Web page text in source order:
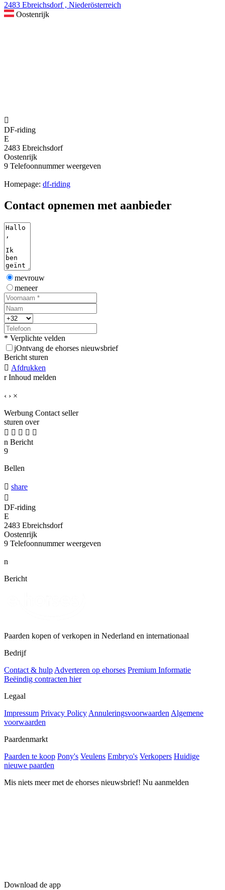
2483 Ebreichsdorf , Niederösterreich
Oostenrijk

DF-riding
E
2483 Ebreichsdorf
Oostenrijk
9 Telefoonnummer weergeven
Homepage: df-riding
Contact opnemen met aanbieder
mevrouw
meneer
* Verplichte velden
jOntvang de ehorses nieuwsbrief
Bericht sturen
 Afdrukken
r Inhoud melden
‹ › ×
Werbung Contact seller
sturen over
    
n Bericht
9
Bellen
 share

DF-riding
E
2483 Ebreichsdorf
Oostenrijk
9 Telefoonnummer weergeven
n
Bericht
Paarden kopen of verkopen in Nederland en internationaal
Bedrijf
Contact & hulp Adverteren op ehorses Premium Informatie
Beëindig contracten hier
Legaal
Impressum Privacy Policy Annuleringsvoorwaarden Algemene
voorwaarden
Paardenmarkt
Paarden te koop Pony's Veulens Embryo's Verkopers Huidige
nieuwe paarden
Mis niets meer met de ehorses nieuwsbrief! Nu aanmelden
Download de app